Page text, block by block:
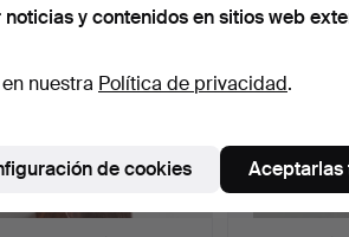
y contenidos en sitios web
nuestra Política de privacidad.
de cookies Aceptarlas